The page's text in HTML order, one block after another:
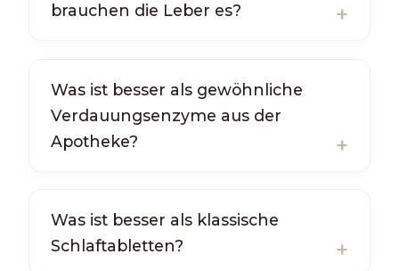
brauchen die Leber es?
Was ist besser als gewöhnliche
Verdauungsenzyme aus der
Apotheke?
Was ist besser als klassische
Schlaftabletten?